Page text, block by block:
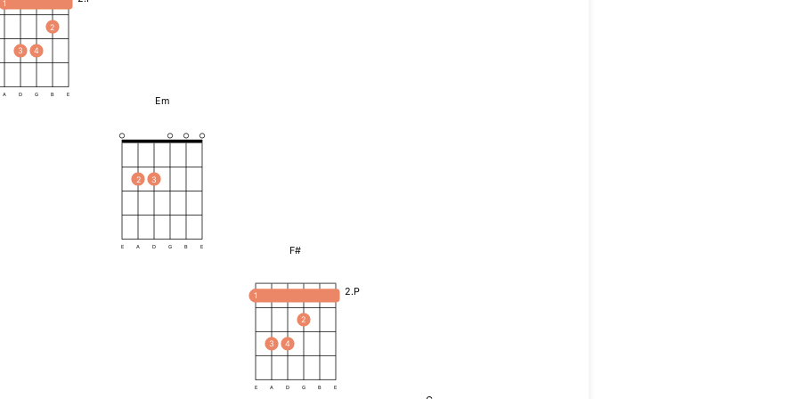
1
3 4
2
A D G B E Em
2 3
E A D G B E F#
2.P
1
3 4
2
E A D G B E